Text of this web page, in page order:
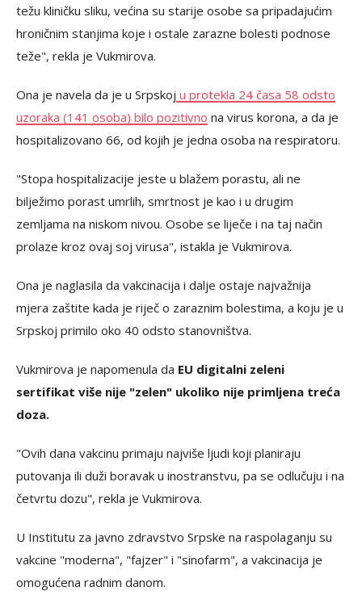
težu kliničku sliku, većina su starije osobe sa pripadajućim
hroničnim stanjima koje i ostale zarazne bolesti podnose
teže", rekla je Vukmirova.
Ona je navela da je u Srpskoj u protekla 24 časa 58 odsto
uzoraka (141 osoba) bilo pozitivno na virus korona, a da je
hospitalizovano 66, od kojih je jedna osoba na respiratoru.
"Stopa hospitalizacije jeste u blažem porastu, ali ne
bilježimo porast umrlih, smrtnost je kao i u drugim
zemljama na niskom nivou. Osobe se liječe i na taj način
prolaze kroz ovaj soj virusa", istakla je Vukmirova.
Ona je naglasila da vakcinacija i dalje ostaje najvažnija
mjera zaštite kada je riječ o zaraznim bolestima, a koju je u
Srpskoj primilo oko 40 odsto stanovništva.
Vukmirova je napomenula da EU digitalni zeleni
sertifikat više nije "zelen" ukoliko nije primljena treća
doza.
"Ovih dana vakcinu primaju najviše ljudi koji planiraju
putovanja ili duži boravak u inostranstvu, pa se odlučuju i na
četvrtu dozu", rekla je Vukmirova.
U Institutu za javno zdravstvo Srpske na raspolaganju su
vakcine "moderna", "fajzer" i "sinofarm", a vakcinacija je
omogućena radnim danom.